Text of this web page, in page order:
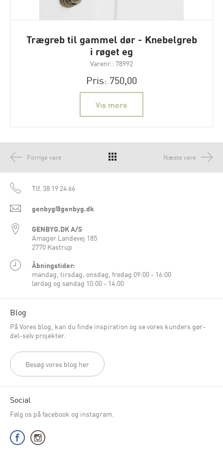
Trægreb til gammel dør - Knebelgreb
i røget eg
Varenr.: 78992
Pris: 750,00
Vis mere
Forrige vare Næste vare
Tlf. 38 19 24 66
genbyg@genbyg.dk
GENBYG.DK A/S
Amager Landevej 185
2770 Kastrup
Åbningstider:
mandag, tirsdag, onsdag, fredag 09:00 - 16:00
lørdag og søndag 10:00 - 14:00
Blog
På Vores blog, kan du finde inspiration og se vores kunders gør-
del-selv projekter.
Besøg vores blog her
Social
Følg os på facebook og instagram.